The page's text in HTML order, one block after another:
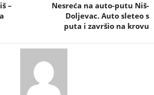
–
Nesreća na auto-putu Niš-
Doljevac. Auto sleteo s
puta i završio na krovu